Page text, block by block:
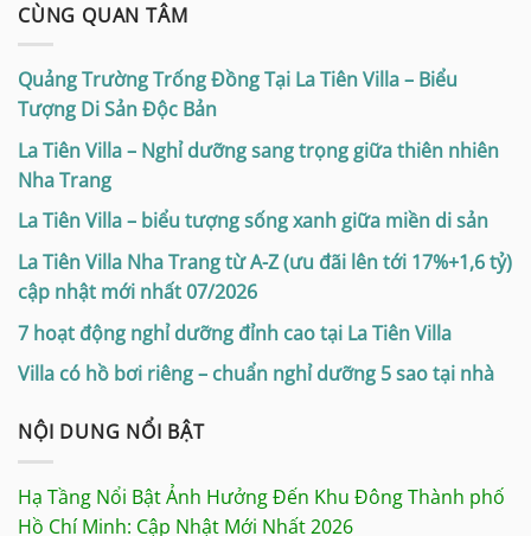
CÙNG QUAN TÂM
Quảng Trường Trống Đồng Tại La Tiên Villa – Biểu
Tượng Di Sản Độc Bản
La Tiên Villa – Nghỉ dưỡng sang trọng giữa thiên nhiên
Nha Trang
La Tiên Villa – biểu tượng sống xanh giữa miền di sản
La Tiên Villa Nha Trang từ A-Z (ưu đãi lên tới 17%+1,6 tỷ)
cập nhật mới nhất 07/2026
7 hoạt động nghỉ dưỡng đỉnh cao tại La Tiên Villa
Villa có hồ bơi riêng – chuẩn nghỉ dưỡng 5 sao tại nhà
NỘI DUNG NỔI BẬT
Hạ Tầng Nổi Bật Ảnh Hưởng Đến Khu Đông Thành phố
Hồ Chí Minh: Cập Nhật Mới Nhất 2026